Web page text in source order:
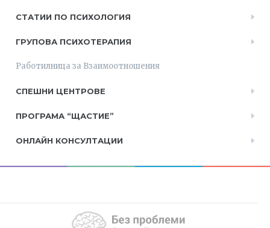
СТАТИИ ПО ПСИХОЛОГИЯ
ГРУПОВА ПСИХОТЕРАПИЯ
Работилница за Взаимоотношения
СПЕШНИ ЦЕНТРОВЕ
ПРОГРАМА “ЩАСТИЕ”
ОНЛАЙН КОНСУЛТАЦИИ